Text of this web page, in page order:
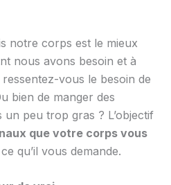
notre corps est le mieux
nous avons besoin et à
vous le besoin de
bien de manger des
peu trop gras ? L’objectif
que votre corps vous
qu’il vous demande.